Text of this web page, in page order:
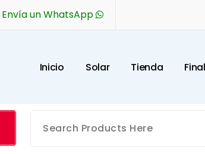
Envía un WhatsApp
Inicio Solar Tienda Final